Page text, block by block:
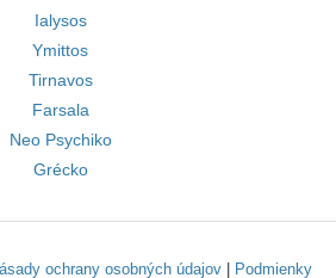
Ialysos
Ymittos
Tirnavos
Farsala
Neo Psychiko
Grécko
ochrany osobných údajov| Podmienky